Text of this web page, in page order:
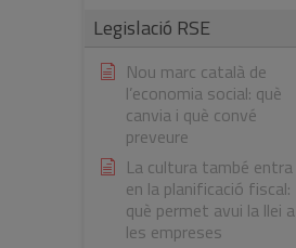
Legislació RSE
Nou marc català de
l’economia social: què
canvia i què convé
preveure
La cultura també entra
en la planificació fiscal:
què permet avui la llei a
les empreses